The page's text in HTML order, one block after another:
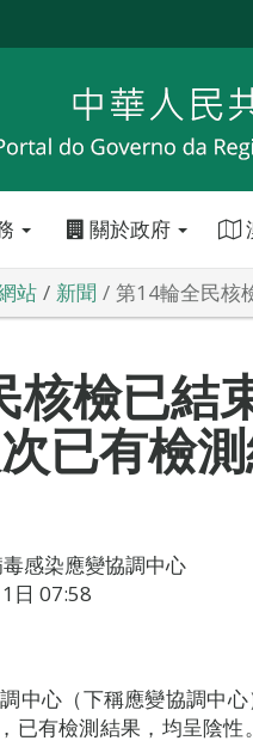
關於政府
站 新聞 第14輪全民核
核檢已
已有檢
感染應變協調中心
日 07:58
中心（下稱應變協調中
有檢測結果，均呈陰性。